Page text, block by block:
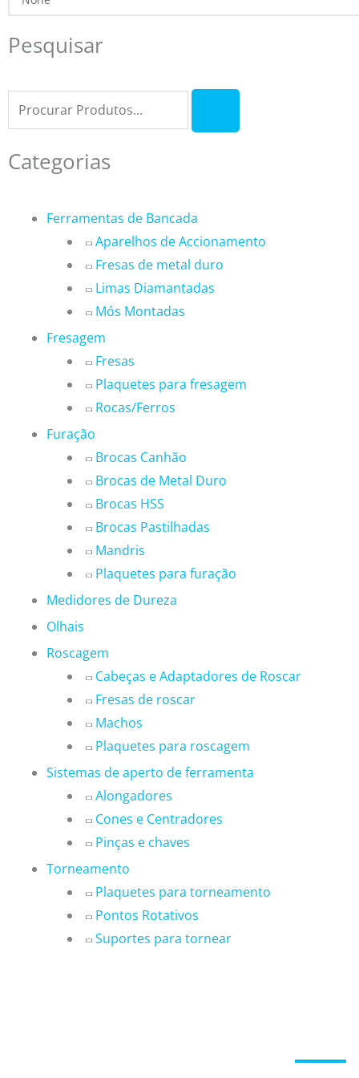
Skip
to
content
Pesquisar
Categorias
Ferramentas de Bancada
Aparelhos de Accionamento
Fresas de metal duro
Limas Diamantadas
Mós Montadas
Fresagem
Fresas
Plaquetes para fresagem
Rocas/Ferros
Furação
Brocas Canhão
Brocas de Metal Duro
Brocas HSS
Brocas Pastilhadas
Mandris
Plaquetes para furação
Medidores de Dureza
Olhais
Roscagem
Cabeças e Adaptadores de Roscar
Fresas de roscar
Machos
Plaquetes para roscagem
Sistemas de aperto de ferramenta
Alongadores
Cones e Centradores
Pinças e chaves
Torneamento
Plaquetes para torneamento
Pontos Rotativos
Suportes para tornear